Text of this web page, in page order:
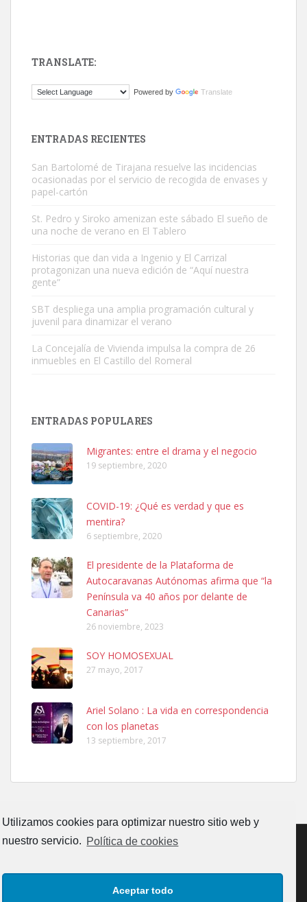
Utilizamos cookies para optimizar nuestro sitio web y
nuestro servicio. Política de cookies
Aceptar todo
El ayuntamiento se va a llevar a Los Gatos callejeros de la zona los
Este gato macho ha aparecido en la calle hace menos de un mes,
es muy manso y extremadamente cari...
Leales.org » Gran Canaria
Leales.org » Gran Canaria
SHIBA PERDIDO AVDA JOSE MESA Y LOPEZ
PERRO MACHO RAZA SHIBA CON MICROCHIP PERDIDO HOY
06/07/2025 ZONA MESA Y LOPEZ. ES MUY ASUSTADIZO
Leales.org » Gran Canaria
6.7.2025
Ninfa perdida
El día 5 se los perdió una ninfa papillera, asustada tiene miedo a la
calle, se perdió por la zon...
Adopcion
Busco casa de acogida para mi perrita ya que por temas de trabajo
TRANSLATE:
Powered by Translate
ENTRADAS RECIENTES
San Bartolomé de Tirajana resuelve las incidencias
ocasionadas por el servicio de recogida de envases y
papel-cartón
St. Pedro y Siroko amenizan este sábado El sueño de
una noche de verano en El Tablero
Historias que dan vida a Ingenio y El Carrizal
protagonizan una nueva edición de “Aquí nuestra
gente”
SBT despliega una amplia programación cultural y
juvenil para dinamizar el verano
La Concejalía de Vivienda impulsa la compra de 26
inmuebles en El Castillo del Romeral
ENTRADAS POPULARES
Migrantes: entre el drama y el negocio
19 septiembre, 2020
COVID-19: ¿Qué es verdad y que es
mentira?
6 septiembre, 2020
El presidente de la Plataforma de
Autocaravanas Autónomas afirma que “la
Península va 40 años por delante de
Canarias”
26 noviembre, 2023
SOY HOMOSEXUAL
27 mayo, 2017
Ariel Solano : La vida en correspondencia
con los planetas
13 septiembre, 2017